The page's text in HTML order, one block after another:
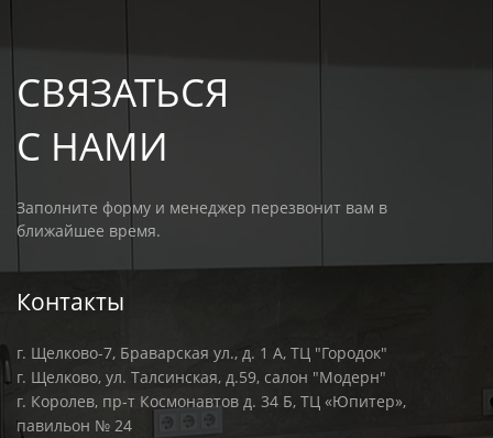
СВЯЗАТЬСЯ
С НАМИ
Заполните форму и менеджер перезвонит вам в
ближайшее время.
Контакты
г. Щелково-7, Браварская ул., д. 1 А, ТЦ "Городок"
г. Щелково, ул. Талсинская, д.59, салон "Модерн"
г. Королев, пр-т Космонавтов д. 34 Б, ТЦ «Юпитер»,
павильон № 24